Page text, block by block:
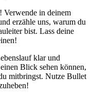
Verwende in deinem
erzähle uns, warum du
bist. Lass deine
klar und
Blick sehen können,
mitbringst. Nutze Bullet